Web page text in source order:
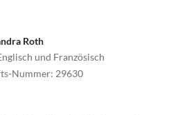
Roth
und Französisch
Nummer: 29630